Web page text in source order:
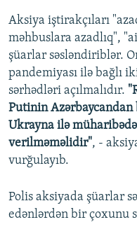
Aksiya iştirakçıları
məhbuslara azadlıq",
şüarlar səsləndiriblər.
pandemiyası ilə bağlı
sərhədləri açılmalıdır.
Putinin Azərbaycandan
Ukrayna ilə
verilməməlidir", -
vurğulayıb.
Polis aksiyada şüarlar
edənlərdən bir çoxunu